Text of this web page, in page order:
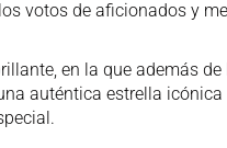
votos de aficionados y
en la que además
auténtica estrella